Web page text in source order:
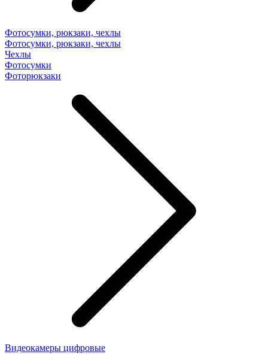
Фотосумки, рюкзаки, чехлы
Фотосумки, рюкзаки, чехлы
Чехлы
Фотосумки
Фоторюкзаки
Видеокамеры цифровые